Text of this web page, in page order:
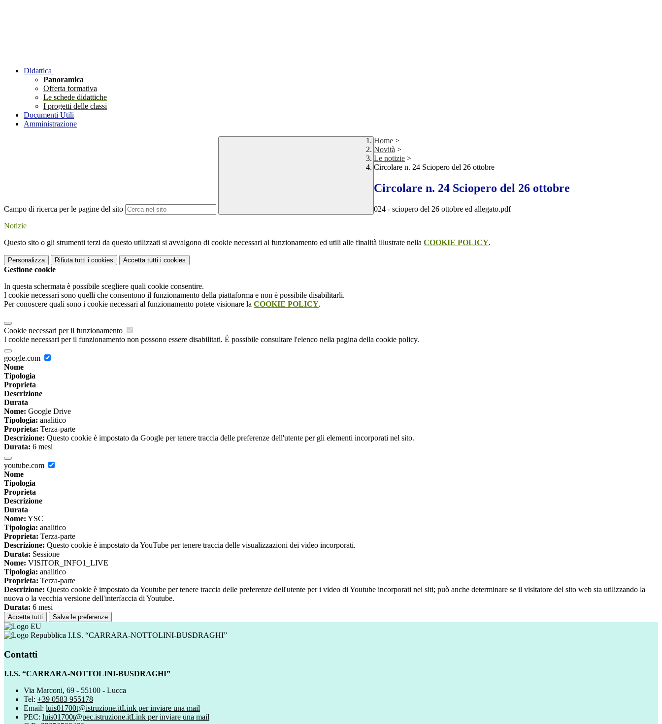
Didattica
Panoramica
Offerta formativa
Le schede didattiche
I progetti delle classi
Documenti Utili
Amministrazione
Campo di ricerca per le pagine del sito
Home >
Novità >
Le notizie >
Circolare n. 24 Sciopero del 26 ottobre
Circolare n. 24 Sciopero del 26 ottobre
024 - sciopero del 26 ottobre ed allegato.pdf
Notizie
Questo sito o gli strumenti terzi da questo utilizzati si avvalgono di cookie necessari al funzionamento ed utili alle finalità illustrate nella COOKIE POLICY.
Personalizza Rifiuta tutti i cookies Accetta tutti i cookies
Gestione cookie
In questa schermata è possibile scegliere quali cookie consentire.
I cookie necessari sono quelli che consentono il funzionamento della piattaforma e non è possibile disabilitarli.
Per conoscere quali sono i cookie necessari al funzionamento potete visionare la COOKIE POLICY.
Cookie necessari per il funzionamento
I cookie necessari per il funzionamento non possono essere disabilitati. È possibile consultare l'elenco nella pagina della cookie policy.
google.com
Nome
Tipologia
Proprieta
Descrizione
Durata
Nome: Google Drive
Tipologia: analitico
Proprieta: Terza-parte
Descrizione: Questo cookie è impostato da Google per tenere traccia delle preferenze dell'utente per gli elementi incorporati nel sito.
Durata: 6 mesi
youtube.com
Nome
Tipologia
Proprieta
Descrizione
Durata
Nome: YSC
Tipologia: analitico
Proprieta: Terza-parte
Descrizione: Questo cookie è impostato da YouTube per tenere traccia delle visualizzazioni dei video incorporati.
Durata: Sessione
Nome: VISITOR_INFO1_LIVE
Tipologia: analitico
Proprieta: Terza-parte
Descrizione: Questo cookie è impostato da Youtube per tenere traccia delle preferenze dell'utente per i video di Youtube incorporati nei siti; può anche determinare se il visitatore del sito web sta utilizzando la
nuova o la vecchia versione dell'interfaccia di Youtube.
Durata: 6 mesi
Accetta tutti Salva le preferenze
I.I.S. “CARRARA-NOTTOLINI-BUSDRAGHI”
Contatti
I.I.S. “CARRARA-NOTTOLINI-BUSDRAGHI”
Via Marconi, 69 - 55100 - Lucca
Tel: +39 0583 955178
Email: luis01700t@istruzione.itLink per inviare una mail
PEC: luis01700t@pec.istruzione.itLink per inviare una mail